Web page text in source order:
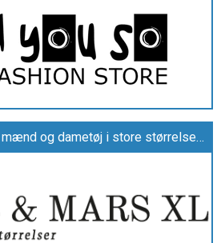
Opdag plus size tøj til mænd og dametøj i store størrelser hos venusogmarsxl.dk